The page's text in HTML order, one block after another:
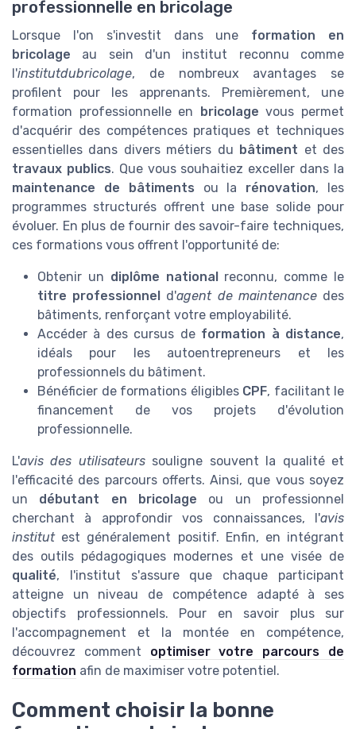
professionnelle en bricolage
Lorsque l'on s'investit dans une formation en
bricolage au sein d'un institut reconnu comme
l'institutdubricolage, de nombreux avantages se
profilent pour les apprenants. Premièrement, une
formation professionnelle en bricolage vous permet
d'acquérir des compétences pratiques et techniques
essentielles dans divers métiers du bâtiment et des
travaux publics. Que vous souhaitiez exceller dans la
maintenance de bâtiments ou la rénovation, les
programmes structurés offrent une base solide pour
évoluer. En plus de fournir des savoir-faire techniques,
ces formations vous offrent l'opportunité de:
Obtenir un diplôme nationalreconnu, comme le
titre professionnel d'agent de maintenancedes
bâtiments, renforçant votre employabilité.
Accéder à des cursus de formation à distance,
idéals pour les autoentrepreneurs et les
professionnels du bâtiment.
Bénéficier de formations éligibles CPF, facilitant le
financement de vos projets d'évolution
professionnelle.
L'avis des utilisateurssouligne souvent la qualité et
l'efficacité des parcours offerts. Ainsi, que vous soyez
un débutant en bricolage ou un professionnel
cherchant à approfondir vos connaissances, l'avis
institutest généralement positif. Enfin, en intégrant
des outils pédagogiques modernes et une visée de
qualité, l'institut s'assure que chaque participant
atteigne un niveau de compétence adapté à ses
objectifs professionnels. Pour en savoir plus sur
l'accompagnement et la montée en compétence,
découvrez comment optimiser votre parcours de
formation afin de maximiser votre potentiel.
Comment choisir la bonne